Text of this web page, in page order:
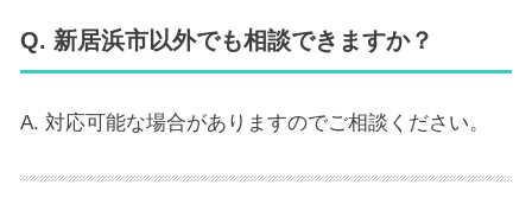
Q. 新居浜市以外でも相談できますか？
A. 対応可能な場合がありますのでご相談ください。